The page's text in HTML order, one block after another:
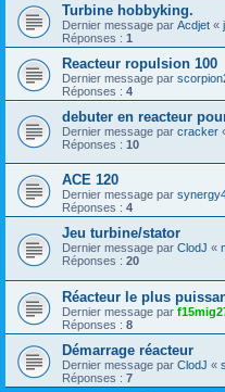
Turbine hobbyking.
Dernier message par Acdjet «
Réponses : 1
Reacteur ropulsion 100
Dernier message par
Réponses : 4
debuter en reacteur
Dernier message par cracker
Réponses : 10
ACE 120
Dernier message par
Réponses : 4
Jeu turbine/stator
Dernier message par ClodJ «
Réponses : 20
Réacteur le plus
Dernier message par
Réponses : 8
Démarrage réacteur
Dernier message par ClodJ «
Réponses : 7